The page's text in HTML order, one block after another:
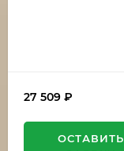
27 509 ₽
ОСТАВИТЬ